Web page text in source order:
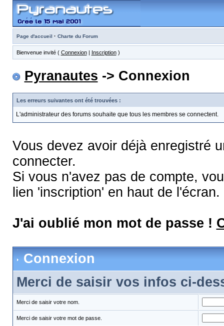
Page d'accueil · Charte du Forum
Bienvenue invité ( Connexion| Inscription)
Pyranautes -> Connexion
Les erreurs suivantes ont été trouvées :
L'administrateur des forums souhaite que tous les membres se connectent.
Vous devez avoir déjà enregistré
connecter.
Si vous n'avez pas de compte,
lien 'inscription' en haut de l'écran.
J'ai oublié mon mot de passe !
Connexion
Merci de saisir vos infos ci-
Merci de saisir votre nom.
Merci de saisir votre mot de passe.